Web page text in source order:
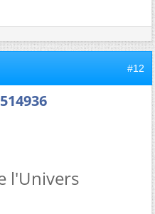
#12
l'Univers